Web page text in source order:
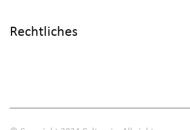
Rechtliches